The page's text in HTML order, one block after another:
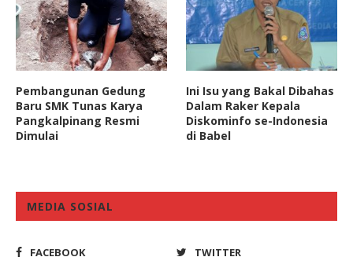
Pembangunan Gedung
Baru SMK Tunas Karya
Pangkalpinang Resmi
Dimulai
Ini Isu yang Bakal Dibahas
Dalam Raker Kepala
Diskominfo se-Indonesia
di Babel
MEDIA SOSIAL
FACEBOOK
TWITTER